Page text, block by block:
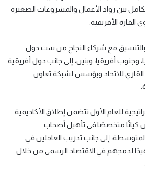
بين رواد الأعمال والمشروعات الصغيرة
الأفريقية.
مع شركاء النجاح من ست دول
وجنوب أفريقيا، وبنين، إلى جانب دول أفريقية
القاري للاتحاد ويؤسس لشبكة تعاون
للعام الأول تتضمن إطلاق الأكاديمية
كيانًا متخصصًا في تأهيل أصحاب
إلى جانب تدريب العاملين في
لدمجهم في الاقتصاد الرسمي من خلال